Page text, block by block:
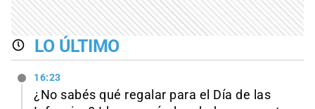
LO ÚLTIMO
16:23
¿No sabés qué regalar para el Día de las